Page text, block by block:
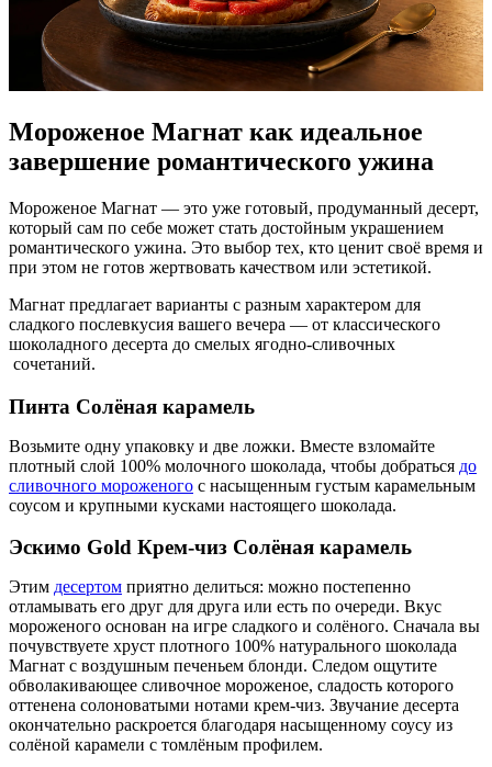
Мороженое Магнат как идеальное
завершение романтического ужина
Мороженое Магнат — это уже готовый, продуманный десерт,
который сам по себе может стать достойным украшением
романтического ужина. Это выбор тех, кто ценит своё время и
при этом не готов жертвовать качеством или эстетикой.
Магнат предлагает варианты с разным характером для
сладкого послевкусия вашего вечера — от классического
шоколадного десерта до смелых ягодно-сливочных
сочетаний.
Пинта Солёная карамель
Возьмите одну упаковку и две ложки. Вместе взломайте
плотный слой 100% молочного шоколада, чтобы добраться до
сливочного мороженого с насыщенным густым карамельным
соусом и крупными кусками настоящего шоколада.
Эскимо Gold Крем-чиз Солёная карамель
Этим десертом приятно делиться: можно постепенно
отламывать его друг для друга или есть по очереди. Вкус
мороженого основан на игре сладкого и солёного. Сначала вы
почувствуете хруст плотного 100% натурального шоколада
Магнат с воздушным печеньем блонди. Следом ощутите
обволакивающее сливочное мороженое, сладость которого
оттенена солоноватыми нотами крем-чиз. Звучание десерта
окончательно раскроется благодаря насыщенному соусу из
солёной карамели с томлёным профилем.